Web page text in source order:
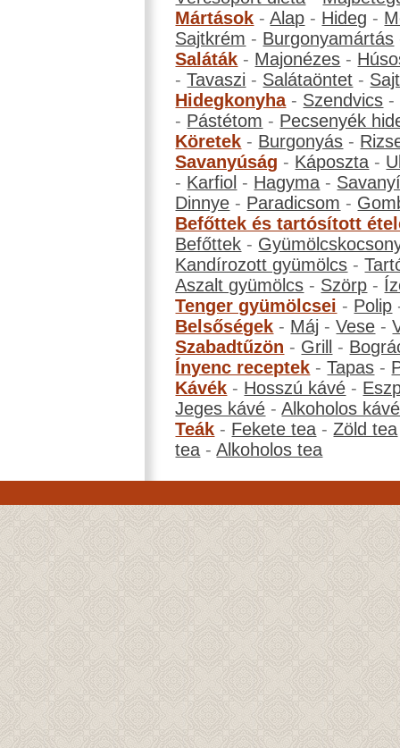
Mártások -Alap - Hideg -
Sajtkrém - Burgonyamártás
Saláták - Majonézes -
-Tavaszi - Salátaöntet -
Hidegkonyha- Szendvics -
- Pástétom - Pecsenyék
Köretek - Burgonyás -
Savanyúság - Káposzta -
- Karfiol - Hagyma -
Dinnye - Paradicsom -
Befőttek és tartósított
Befőttek -
Kandírozott gyümölcs -
Aszalt gyümölcs - Szörp -
Tenger gyümölcsei - Polip
Belsőségek - Máj -Vese -
Szabadtűzön - Grill -
Ínyenc receptek -Tapas -
Kávék - Hosszú kávé -
Jeges kávé -Alkoholos kávé
Teák - Fekete tea -Zöld tea
tea -Alkoholos tea